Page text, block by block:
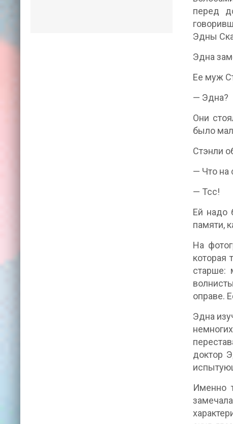
перед
Эдны
Эдна
Ее муж
— Эдна?
Они
было
Стэнли
— Что на
— Тсс!
Ей надо
памяти,
На
старше:
оправе.
Эдна
доктор
Именно